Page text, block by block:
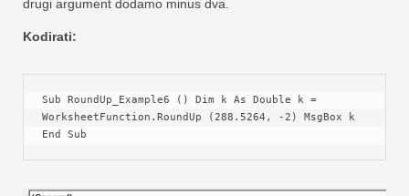
drugi argument dodamo minus dva.
Kodirati:
Sub RoundUp_Example6 () Dim k As Double k =
WorksheetFunction.RoundUp (288.5264, -2) MsgBox k
End Sub